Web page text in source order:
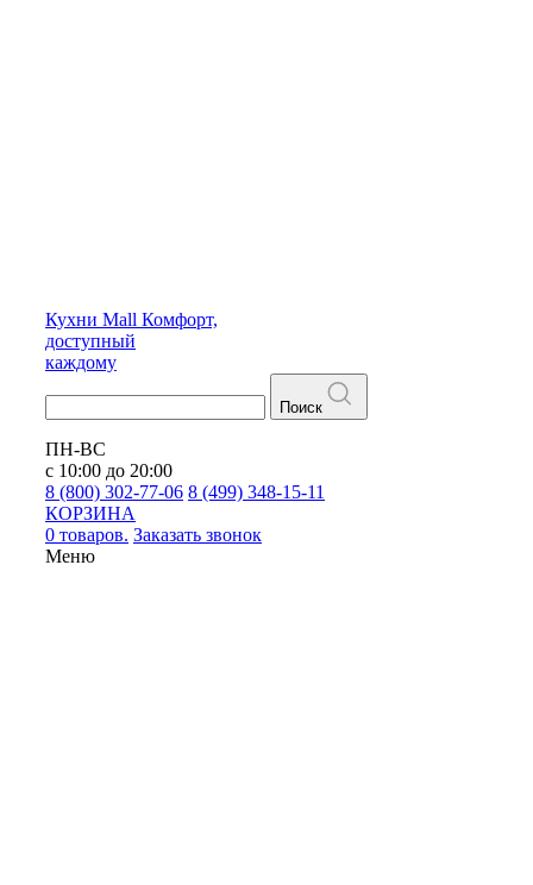
Кухни Mall Комфорт,
доступный
каждому
Поиск
ПН-ВС
с 10:00 до 20:00
8 (800) 302-77-06 8 (499) 348-15-11
КОРЗИНА
0 товаров. Заказать звонок
Меню